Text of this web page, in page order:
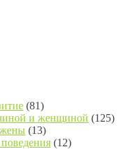
(81)
и женщиной (125)
(13)
(12)